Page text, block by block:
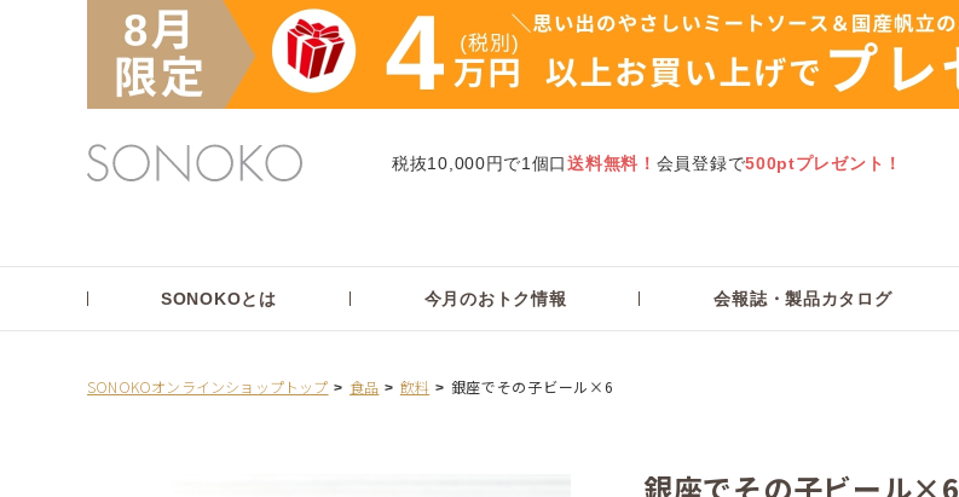
税抜10,000円で1個口送料無料！ 会員登録で500ptプレゼント！
SONOKOとは 今月のおトク情報 会報誌・製品カタログ
SONOKOオンラインショップトップ 食品 飲料 銀座でその子ビール×6
銀座でその子ビール×6